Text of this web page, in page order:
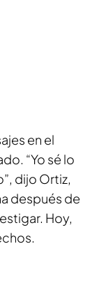
en el
“Yo sé lo
dijo Ortiz,
después de
Hoy,